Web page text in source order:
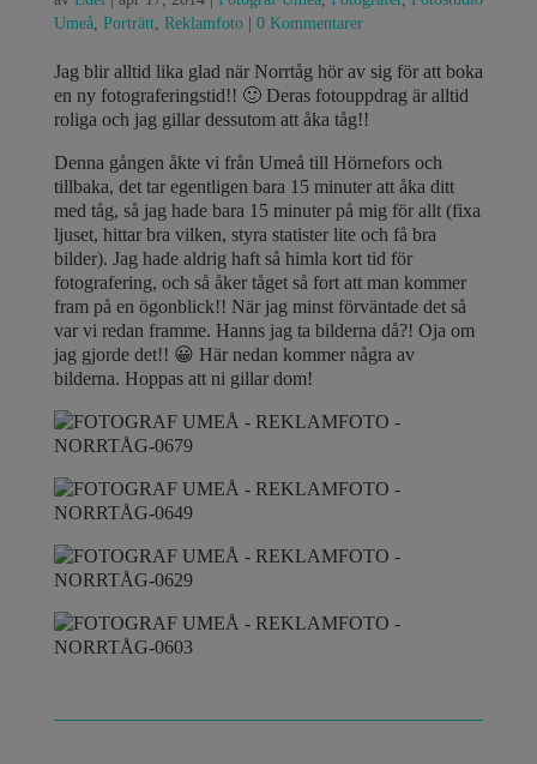
Umeå, Porträtt, Reklamfoto| 0 Kommentarer
Jag blir alltid lika glad när Norrtåg hör av sig för att boka
en ny fotograferingstid!! 🙂 Deras fotouppdrag är alltid
roliga och jag gillar dessutom att åka tåg!!
Denna gången åkte vi från Umeå till Hörnefors och
tillbaka, det tar egentligen bara 15 minuter att åka ditt
med tåg, så jag hade bara 15 minuter på mig för allt (fixa
ljuset, hittar bra vilken, styra statister lite och få bra
bilder). Jag hade aldrig haft så himla kort tid för
fotografering, och så åker tåget så fort att man kommer
fram på en ögonblick!! När jag minst förväntade det så
var vi redan framme. Hanns jag ta bilderna då?! Oja om
jag gjorde det!! 😀 Här nedan kommer några av
bilderna. Hoppas att ni gillar dom!